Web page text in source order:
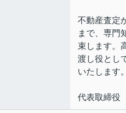
不動産査定
まで、専門
束します。
渡し役とし
いたします。
代表取締